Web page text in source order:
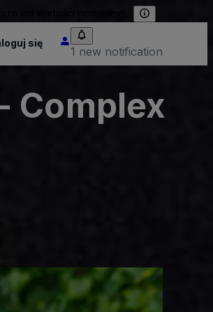
się
1 new notification
Complex